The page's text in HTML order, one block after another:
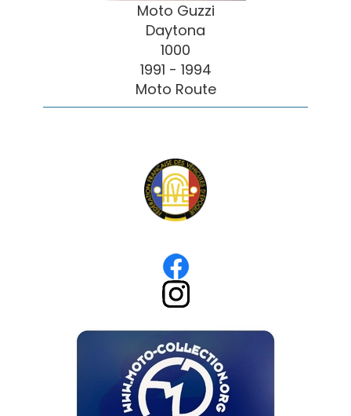
Moto Guzzi
Daytona
1000
1991 - 1994
Moto Route